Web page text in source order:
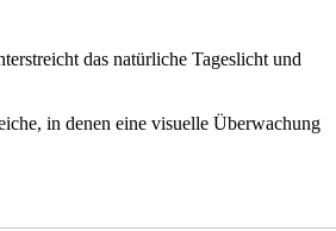
das natürliche Tageslicht und
in denen eine visuelle Überwachung